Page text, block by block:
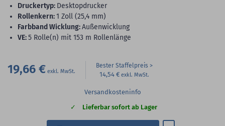
Druckertyp: Desktopdrucker
Rollenkern:1 Zoll (25,4 mm)
Farbband Wicklung:Außenwicklung
VE:5 Rolle(n) mit 153 m Rollenlänge
19,66 € Bester Staffelpreis
14,54 €
Versandkosteninfo
Lieferbar sofort ab Lager